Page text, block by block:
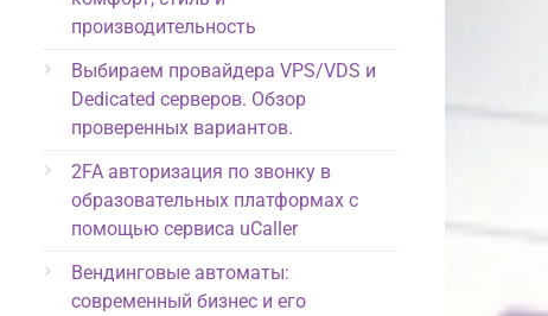
производительность
Выбираем провайдера VPS/VDS и
Dedicated серверов. Обзор
проверенных вариантов.
2FA авторизация по звонку в
образовательных платформах с
помощью сервиса uCaller
Вендинговые автоматы:
современный бизнес и его